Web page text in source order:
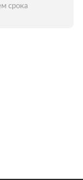
срока